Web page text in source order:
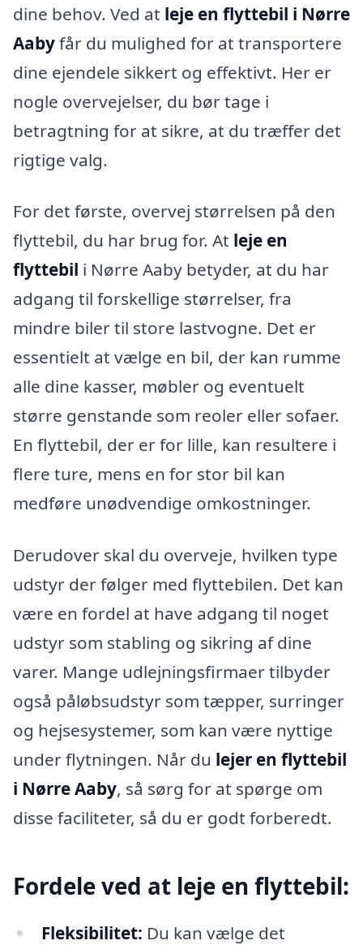
dine behov. Ved at leje en flyttebil i Nørre
Aabyfår du mulighed for at transportere
dine ejendele sikkert og effektivt. Her er
nogle overvejelser, du bør tage i
betragtning for at sikre, at du træffer det
rigtige valg.
For det første, overvej størrelsen på den
flyttebil, du har brug for. At leje en
flyttebil i Nørre Aaby betyder, at du har
adgang til forskellige størrelser, fra
mindre biler til store lastvogne. Det er
essentielt at vælge en bil, der kan rumme
alle dine kasser, møbler og eventuelt
større genstande som reoler eller sofaer.
En flyttebil, der er for lille, kan resultere i
flere ture, mens en for stor bil kan
medføre unødvendige omkostninger.
Derudover skal du overveje, hvilken type
udstyr der følger med flyttebilen. Det kan
være en fordel at have adgang til noget
udstyr som stabling og sikring af dine
varer. Mange udlejningsfirmaer tilbyder
også påløbsudstyr som tæpper, surringer
og hejsesystemer, som kan være nyttige
under flytningen. Når du lejer en flyttebil
i Nørre Aaby, så sørg for at spørge om
disse faciliteter, så du er godt forberedt.
Fordele ved at leje en flyttebil:
Fleksibilitet: Du kan vælge det